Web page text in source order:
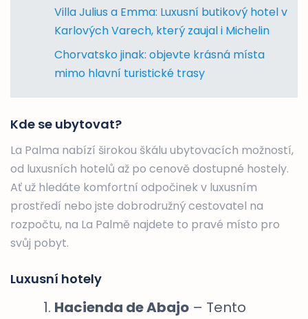
Villa Julius a Emma: Luxusní butikový hotel v
Karlových Varech, který zaujal i Michelin
Chorvatsko jinak: objevte krásná místa
mimo hlavní turistické trasy
Kde se ubytovat?
La Palma nabízí širokou škálu ubytovacích možností,
od luxusních hotelů až po cenově dostupné hostely.
Ať už hledáte komfortní odpočinek v luxusním
prostředí nebo jste dobrodružný cestovatel na
rozpočtu, na La Palmě najdete to pravé místo pro
svůj pobyt.
Luxusní hotely
Hacienda de Abajo – Tento